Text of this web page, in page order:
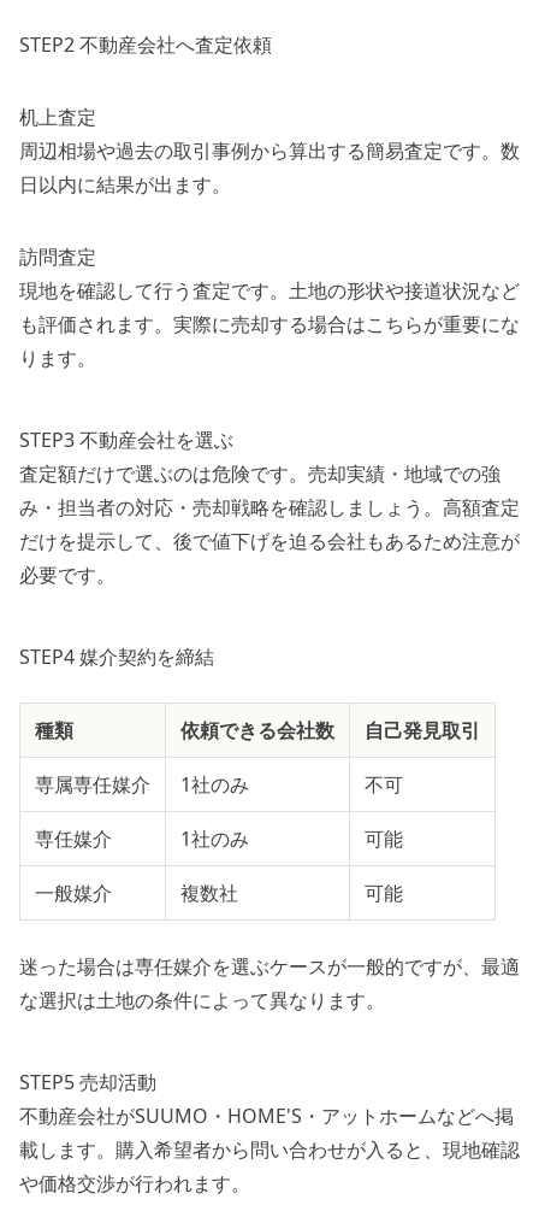
STEP2 不動産会社へ査定依頼
机上査定
周辺相場や過去の取引事例から算出する簡易査定です。数
日以内に結果が出ます。
訪問査定
現地を確認して行う査定です。土地の形状や接道状況など
も評価されます。実際に売却する場合はこちらが重要にな
ります。
STEP3 不動産会社を選ぶ
査定額だけで選ぶのは危険です。売却実績・地域での強
み・担当者の対応・売却戦略を確認しましょう。高額査定
だけを提示して、後で値下げを迫る会社もあるため注意が
必要です。
STEP4 媒介契約を締結
種類 依頼できる会社数 自己発見取引
専属専任媒介 1社のみ 不可
専任媒介 1社のみ 可能
一般媒介 複数社 可能
迷った場合は専任媒介を選ぶケースが一般的ですが、最適
な選択は土地の条件によって異なります。
STEP5 売却活動
不動産会社がSUUMO・HOME'S・アットホームなどへ掲
載します。購入希望者から問い合わせが入ると、現地確認
や価格交渉が行われます。